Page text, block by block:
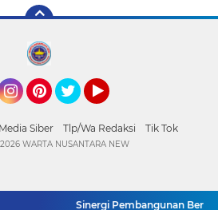
Siber Tlp/Wa Redaksi Tik Tok
Sinergi Pembangunan
2026 WARTA NUSANTARA NEW